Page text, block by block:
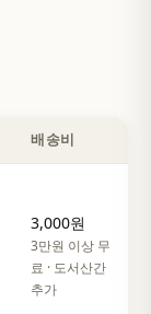
배송비
3,000원
3만원 이상 무
료 · 도서산간
추가